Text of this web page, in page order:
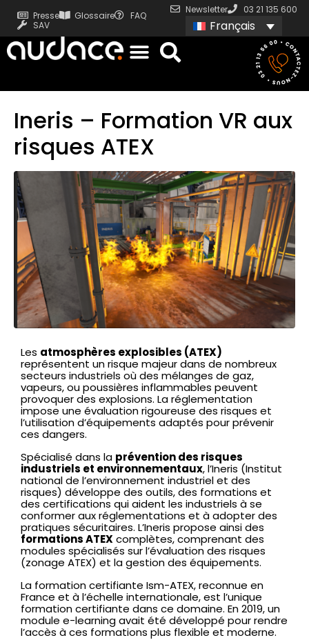
Presse Glossaire
FAQ
SAV
Newsletter 03 21 135 600
Français
Ineris – Formation VR aux
risques ATEX
Les atmosphères explosibles (ATEX)
représentent un risque majeur dans de nombreux
secteurs industriels où des mélanges de gaz,
vapeurs, ou poussières inflammables peuvent
provoquer des explosions. La réglementation
impose une évaluation rigoureuse des risques et
l’utilisation d’équipements adaptés pour prévenir
ces dangers.
Spécialisé dans la prévention des risques
industriels et environnementaux, l’Ineris (Institut
national de l’environnement industriel et des
risques) développe des outils, des formations et
des certifications qui aident les industriels à se
conformer aux réglementations et à adopter des
pratiques sécuritaires. L’Ineris propose ainsi des
formations ATEXcomplètes, comprenant des
modules spécialisés sur l’évaluation des risques
(zonage ATEX) et la gestion des équipements.
La formation certifiante Ism-ATEX, reconnue en
France et à l’échelle internationale, est l’unique
formation certifiante dans ce domaine. En 2019, un
module e-learning avait été développé pour rendre
l’accès à ces formations plus flexible et moderne.